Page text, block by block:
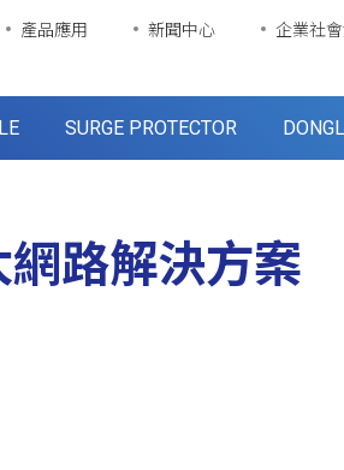
產品應用 新聞中心 企業社
SURGE PROTECTOR
路解決方案